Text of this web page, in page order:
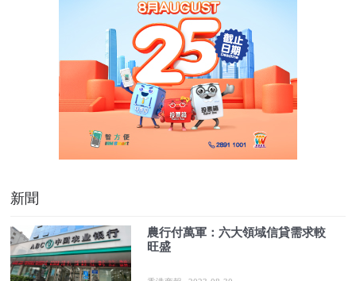
新聞
農行付萬軍：六大領域信貸需求較
旺盛